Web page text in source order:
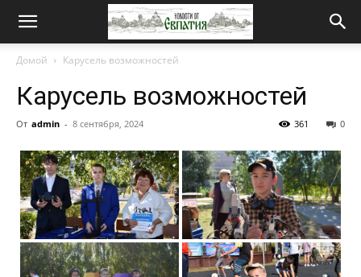
Новости
Евпатия
Домой Карусель возможностей
Карусель возможностей
От admin - 8 сентября, 2024 0
361